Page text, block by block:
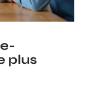
plus